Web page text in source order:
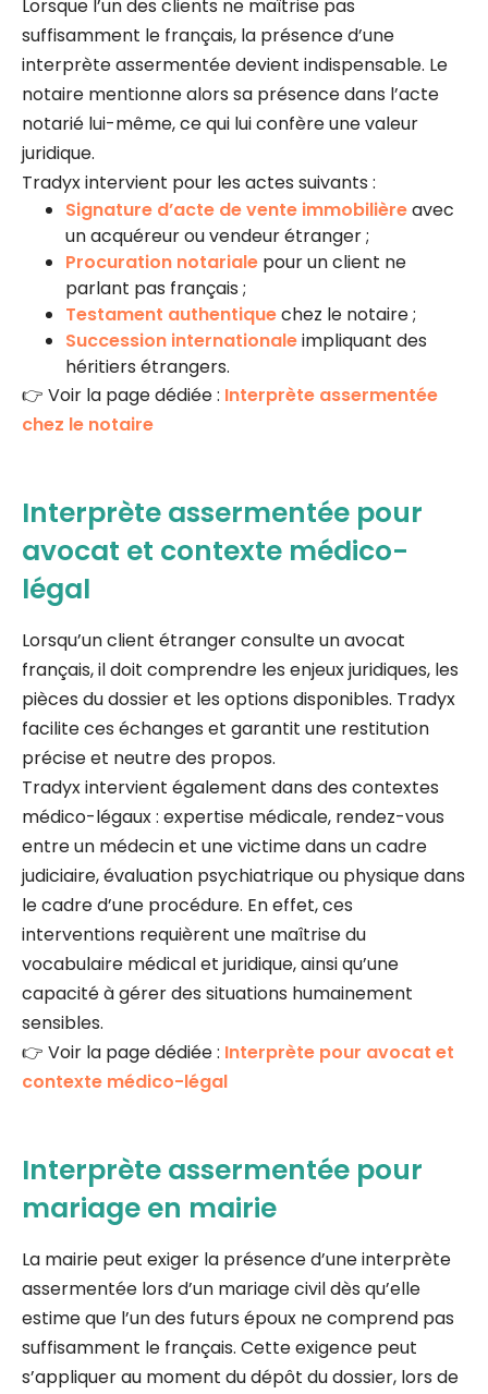
Lorsque l’un des clients ne maîtrise pas
suffisamment le français, la présence d’une
interprète assermentée devient indispensable. Le
notaire mentionne alors sa présence dans l’acte
notarié lui-même, ce qui lui confère une valeur
juridique.
Tradyx intervient pour les actes suivants :
Signature d’acte de vente immobilièreavec
un acquéreur ou vendeur étranger ;
Procuration notariale pour un client ne
parlant pas français ;
Testament authentiquechez le notaire ;
Succession internationaleimpliquant des
héritiers étrangers.
👉 Voir la page dédiée : Interprète assermentée
chez le notaire
Interprète assermentée pour
avocat et contexte médico-
légal
Lorsqu’un client étranger consulte un avocat
français, il doit comprendre les enjeux juridiques, les
pièces du dossier et les options disponibles. Tradyx
facilite ces échanges et garantit une restitution
précise et neutre des propos.
Tradyx intervient également dans des contextes
médico-légaux : expertise médicale, rendez-vous
entre un médecin et une victime dans un cadre
judiciaire, évaluation psychiatrique ou physique dans
le cadre d’une procédure. En effet, ces
interventions requièrent une maîtrise du
vocabulaire médical et juridique, ainsi qu’une
capacité à gérer des situations humainement
sensibles.
👉 Voir la page dédiée : Interprète pour avocat et
contexte médico-légal
Interprète assermentée pour
mariage en mairie
La mairie peut exiger la présence d’une interprète
assermentée lors d’un mariage civil dès qu’elle
estime que l’un des futurs époux ne comprend pas
suffisamment le français. Cette exigence peut
s’appliquer au moment du dépôt du dossier, lors de